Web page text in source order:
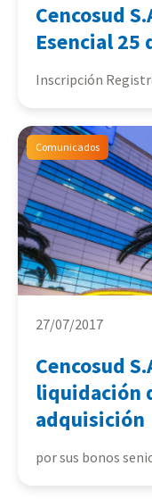
Cencosud
Esencial 25
Inscripción
Comunicados
27/07/2017
Cencosud
liquidación
adquisición
por sus bonos